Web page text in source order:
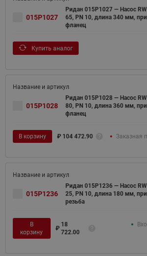
015P1027
Ридан 015P1027 — Насос
65, PN 10, длина 340 мм,
фланец
Купить аналог
015P1028
Ридан 015P1028 — Насос
80, PN 10, длина 360 мм,
фланец
В корзину ₽ 104 472.90 Заказная
015P1236
Ридан 015P1236 — Насос
25, PN 10, длина 180 мм,
резьба
В
корзину
₽
18
722.00